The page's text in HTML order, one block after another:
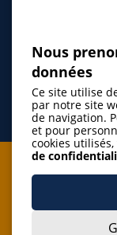
Je
Nous
données
Ce site utilise
par notre site
de navigation.
et pour
cookies
de